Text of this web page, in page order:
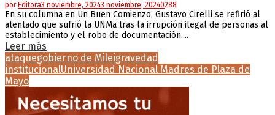
por Editora3 noviembre, 20243 noviembre, 20240288
En su columna en Un Buen Comienzo, Gustavo Cirelli se refirió al
atentado que sufrió la UNMa tras la irrupción ilegal de personas al
establecimiento y el robo de documentación....
Leer más
ataquegobierno de Mileigravedad
institucionalUniversidad Nacional Madres de Plaza de
Mayo